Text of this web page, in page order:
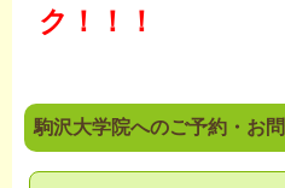
ク！！！
駒沢大学院へのご予約・お